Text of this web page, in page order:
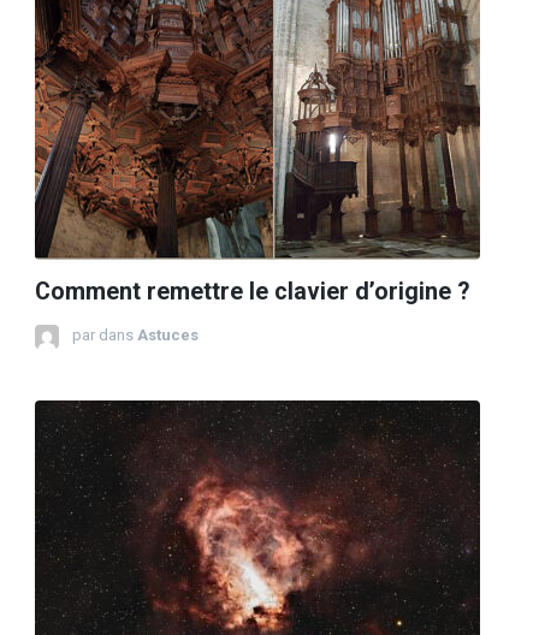
Comment remettre le clavier d’origine ?
par dans Astuces